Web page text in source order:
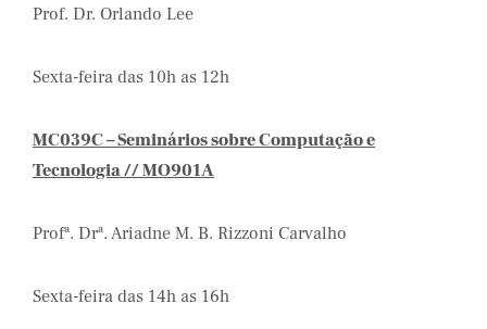
Prof. Dr. Orlando Lee
Sexta-feira das 10h as 12h
MC039C – Seminários sobre Computação e
Tecnologia // MO901A
Profª. Drª. Ariadne M. B. Rizzoni Carvalho
Sexta-feira das 14h as 16h